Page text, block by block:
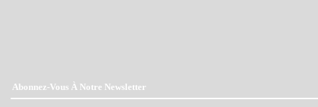
Abonnez-Vous À Notre Newsletter